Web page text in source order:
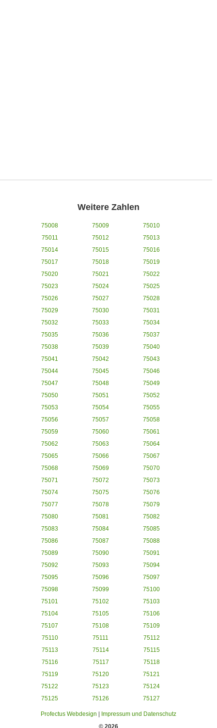
Weitere Zahlen
75008 75009
75010
75011
75012
75013
75014
75015
75016
75017
75018
75019
75020
75021
75022
75023
75024
75025
75026
75027
75028
75029
75030
75031
75032
75033
75034
75035
75036
75037
75038
75039
75040
75041
75042
75043
75044
75045
75046
75047
75048
75049
75050
75051
75052
75053
75054
75055
75056
75057
75058
75059
75060
75061
75062
75063
75064
75065
75066
75067
75068
75069
75070
75071
75072
75073
75074
75075
75076
75077
75078
75079
75080
75081
75082
75083
75084
75085
75086
75087
75088
75089
75090
75091
75092
75093
75094
75095
75096
75097
75098
75099
75100
75101
75102
75103
75104
75105
75106
75107
75108
75109
75110
75111
75112
75113
75114
75115
75116
75117
75118
75119
75120
75121
75122
75123
75124
75125
75126 75127
Profectus Webdesign
Impressum und Datenschutz